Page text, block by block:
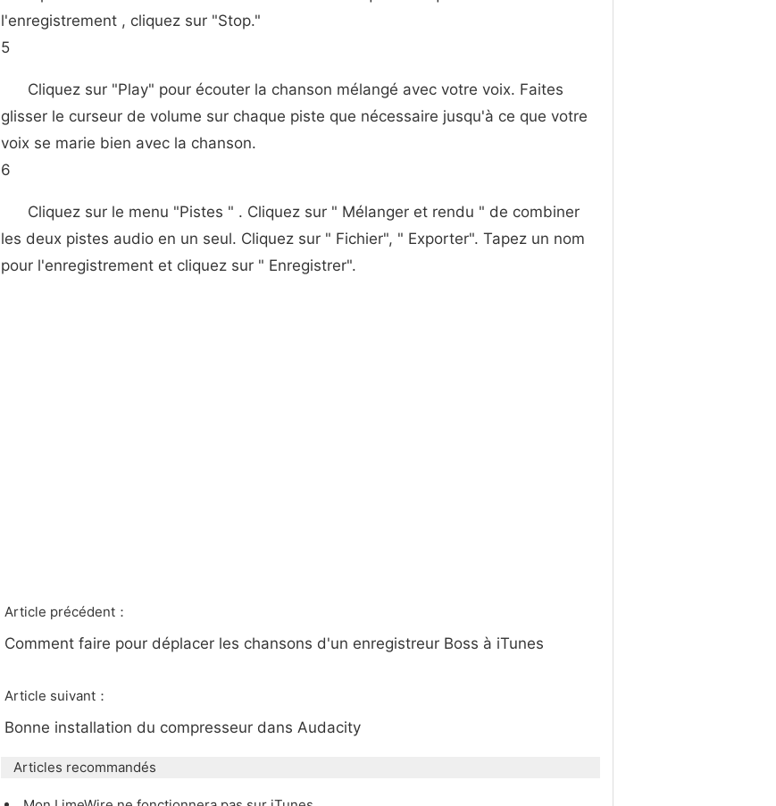
l'enregistrement , cliquez sur "Stop."
5
Cliquez sur "Play" pour écouter la chanson mélangé avec votre voix. Faites
glisser le curseur de volume sur chaque piste que nécessaire jusqu'à ce que votre
voix se marie bien avec la chanson.
6
Cliquez sur le menu "Pistes " . Cliquez sur " Mélanger et rendu " de combiner
les deux pistes audio en un seul. Cliquez sur " Fichier", " Exporter". Tapez un nom
pour l'enregistrement et cliquez sur " Enregistrer".
Article précédent：
Comment faire pour déplacer les chansons d'un enregistreur Boss à iTunes
Article suivant：
Bonne installation du compresseur dans Audacity
Articles recommandés